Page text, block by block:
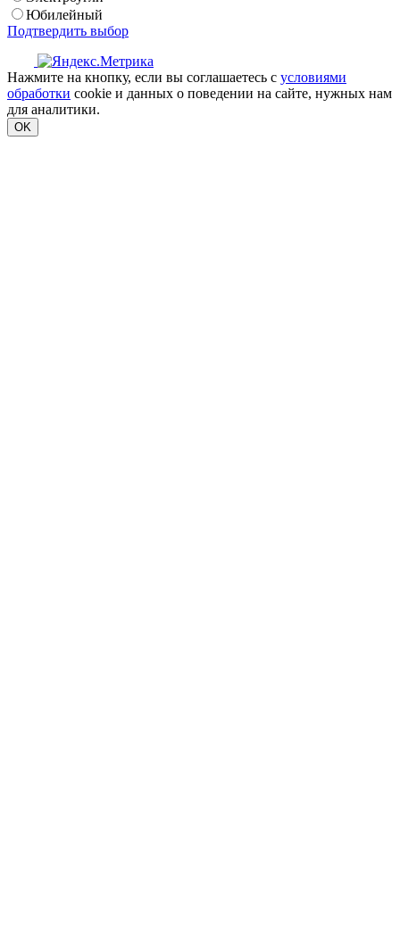
Юбилейный
Подтвердить выбор
Нажмите на кнопку, если вы соглашаетесь с условиями
обработки cookie и данных о поведении на сайте, нужных нам
для аналитики.
OK